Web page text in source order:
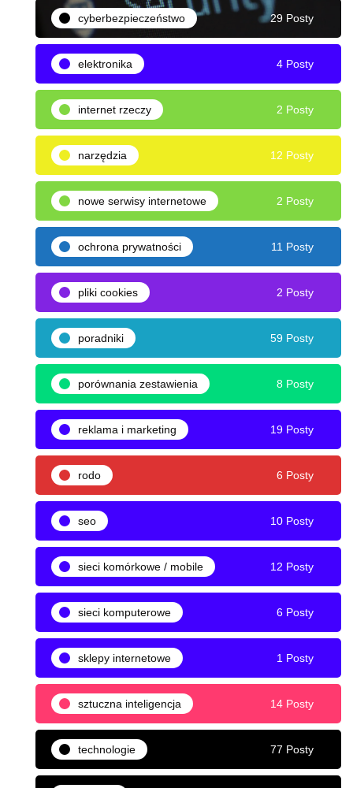
cyberbezpieczeństwo 29 Posty
elektronika 4 Posty
internet rzeczy 2 Posty
narzędzia 12 Posty
nowe serwisy internetowe 2 Posty
ochrona prywatności 11 Posty
pliki cookies 2 Posty
poradniki 59 Posty
porównania zestawienia 8 Posty
reklama i marketing 19 Posty
rodo 6 Posty
seo 10 Posty
sieci komórkowe / mobile 12 Posty
sieci komputerowe 6 Posty
sklepy internetowe 1 Posty
sztuczna inteligencja 14 Posty
technologie 77 Posty